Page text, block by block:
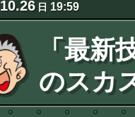
10.26 日 19:59
「最新
のスカ